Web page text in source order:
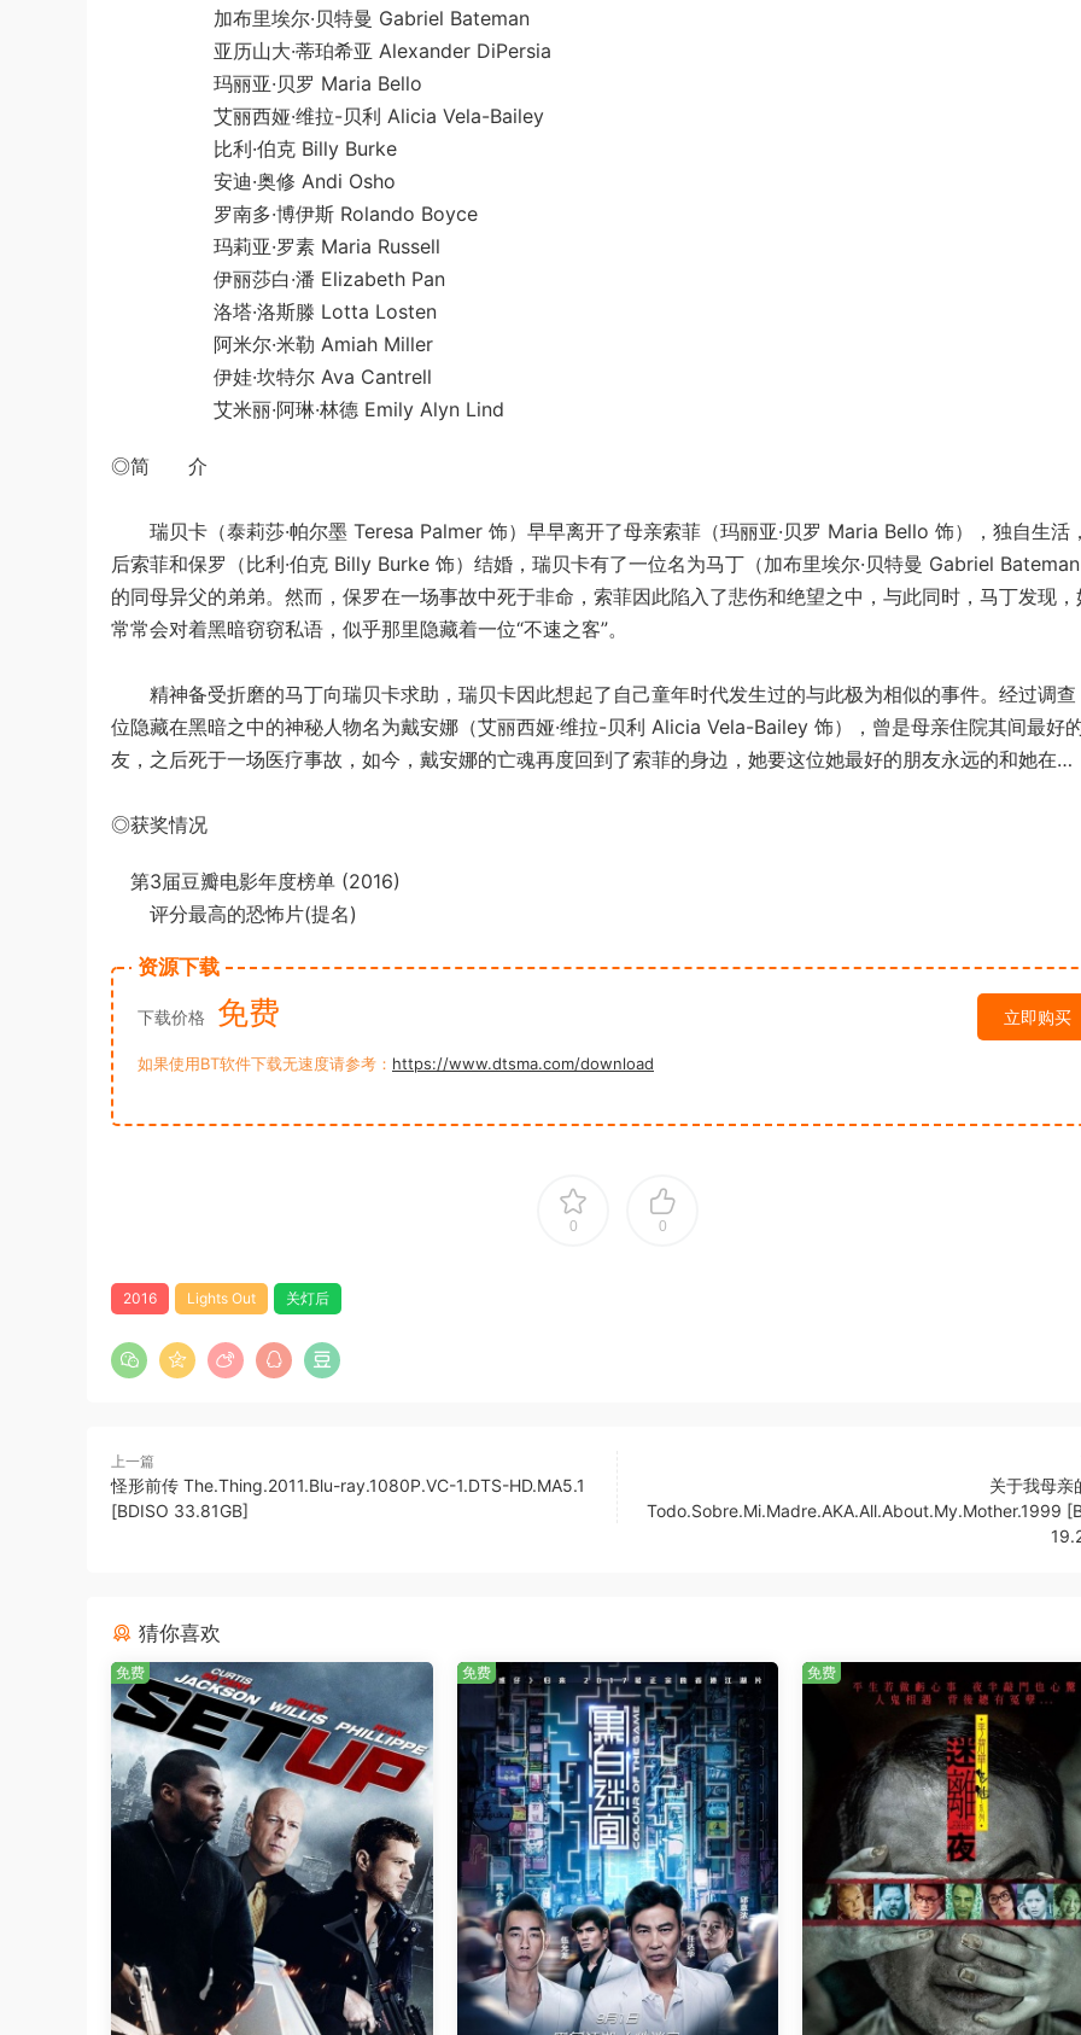
加布里埃尔·贝特曼 Gabriel Bateman
亚历山大·蒂珀希亚 Alexander DiPersia
玛丽亚·贝罗 Maria Bello
艾丽西娅·维拉-贝利 Alicia Vela-Bailey
比利·伯克 Billy Burke
安迪·奥修 Andi Osho
罗南多·博伊斯 Rolando Boyce
玛莉亚·罗素 Maria Russell
伊丽莎白·潘 Elizabeth Pan
洛塔·洛斯滕 Lotta Losten
阿米尔·米勒 Amiah Miller
伊娃·坎特尔 Ava Cantrell
艾米丽·阿琳·林德 Emily Alyn Lind
◎简 介
瑞贝卡（泰莉莎·帕尔墨 Teresa Palmer 饰）早早离开了母亲索菲（玛丽亚·贝罗 Maria Bello 饰），独自生活
后索菲和保罗（比利·伯克 Billy Burke 饰）结婚，瑞贝卡有了一位名为马丁（加布里埃尔·贝特曼 Gabriel Bateman
的同母异父的弟弟。然而，保罗在一场事故中死于非命，索菲因此陷入了悲伤和绝望之中，与此同时，马丁发现，
常常会对着黑暗窃窃私语，似乎那里隐藏着一位“不速之客”。
精神备受折磨的马丁向瑞贝卡求助，瑞贝卡因此想起了自己童年时代发生过的与此极为相似的事件。经过调查
位隐藏在黑暗之中的神秘人物名为戴安娜（艾丽西娅·维拉-贝利 Alicia Vela-Bailey 饰），曾是母亲住院其间最好
友，之后死于一场医疗事故，如今，戴安娜的亡魂再度回到了索菲的身边，她要这位她最好的朋友永远的和她在…
◎获奖情况
第3届豆瓣电影年度榜单 (2016)
评分最高的恐怖片(提名)
资源下载
下载价格 免费 立即购买
如果使用BT软件下载无速度请参考： https://www.dtsma.com/download
0 0
2016 Lights Out 关灯后
上一篇
怪形前传 The.Thing.2011.Blu-ray.1080P.VC-1.DTS-HD.MA5.1
[BDISO 33.81GB]
关于我母亲
Todo.Sobre.Mi.Madre.AKA.All.About.My.Mother.1999
猜你喜欢
免费 免费 免费